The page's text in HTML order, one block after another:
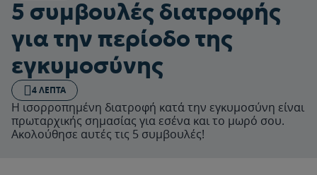
5 συμβουλές διατροφής
για την περίοδο της
εγκυμοσύνης
4 ΛΕΠΤΆ
Η ισορροπημένη διατροφή κατά την εγκυμοσύνη είναι
πρωταρχικής σημασίας για εσένα και το μωρό σου.
Ακολούθησε αυτές τις 5 συμβουλές!